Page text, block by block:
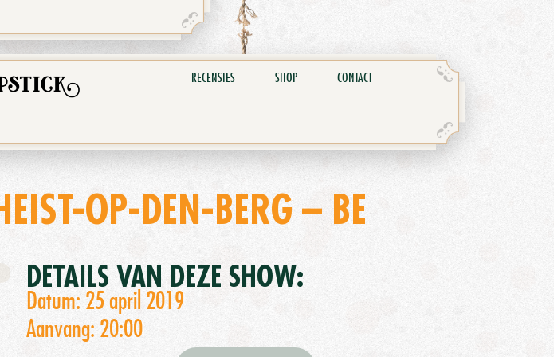
RECENSIES SHOP CONTACT
OP-DEN-BERG – BE
DETAILS VAN DEZE SHOW:
Datum: 25 april 2019
Aanvang: 20:00